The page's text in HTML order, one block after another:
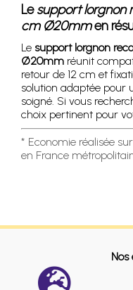
Lesupport lorgnon
cm Ø20mmen
Le support lorgnon
Ø20mm réunit
retour de 12 cm et
solution adaptée pour
soigné. Si vous
choix pertinent pour
* Economie réalisée
en France